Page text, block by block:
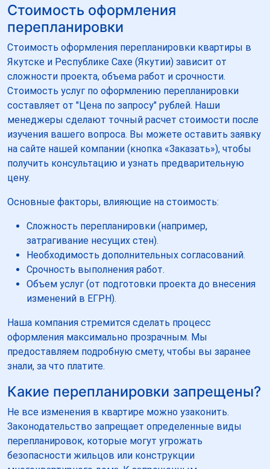
Стоимость оформления
перепланировки
Стоимость оформления перепланировки квартиры в
Якутске и Республике Сахе (Якутии) зависит от
сложности проекта, объема работ и срочности.
Стоимость услуг по оформлению перепланировки
составляет от "Цена по запросу" рублей. Наши
менеджеры сделают точный расчет стоимости после
изучения вашего вопроса. Вы можете оставить заявку
на сайте нашей компании (кнопка «Заказать»), чтобы
получить консультацию и узнать предварительную
цену.
Основные факторы, влияющие на стоимость:
Сложность перепланировки (например,
затрагивание несущих стен).
Необходимость дополнительных согласований.
Срочность выполнения работ.
Объем услуг (от подготовки проекта до внесения
изменений в ЕГРН).
Наша компания стремится сделать процесс
оформления максимально прозрачным. Мы
предоставляем подробную смету, чтобы вы заранее
знали, за что платите.
Какие перепланировки запрещены?
Не все изменения в квартире можно узаконить.
Законодательство запрещает определенные виды
перепланировок, которые могут угрожать
безопасности жильцов или конструкции